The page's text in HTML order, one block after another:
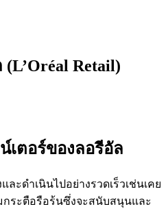
(L’Oréal Retail)
เตอร์ของลอรีอัล
ะดำเนินไปอย่างรวดเร็วเช่นเคย
กระตือรือร้นซึ่งจะสนับสนุนและ